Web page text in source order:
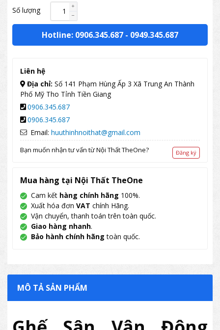
Số lượng
Hotline: 0906.345.687 - 0949.345.687
Liên hệ
Địa chỉ: Số 141 Phạm Hùng Ấp 3 Xã Trung An Thành
Phố Mỹ Tho Tỉnh Tiền Giang
0906.345.687
0906.345.687
Email: huuthinhnoithat@gmail.com
Bạn muốn nhận tư vấn từ Nội Thất TheOne? Đăng ký
Mua hàng tại Nội Thất TheOne
Cam kết hàng chính hãng 100%.
Xuất hóa đơn VAT chính Hãng.
Vận chuyển, thanh toán trên toàn quốc.
Giao hàng nhanh.
Bảo hành chính hãng toàn quốc.
MÔ TẢ SẢN PHẨM